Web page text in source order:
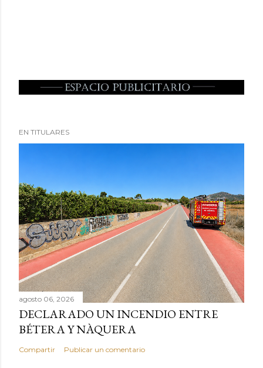
EN TITULARES
agosto 06, 2026
DECLARADO UN INCENDIO ENTRE
BÉTERA Y NÀQUERA
Compartir Publicar un comentario